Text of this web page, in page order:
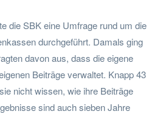
die SBK eine Umfrage rund um die
durchgeführt. Damals ging
davon aus, dass die eigene
Beiträge verwaltet. Knapp 43
nicht wissen, wie ihre Beiträge
sind auch sieben Jahre